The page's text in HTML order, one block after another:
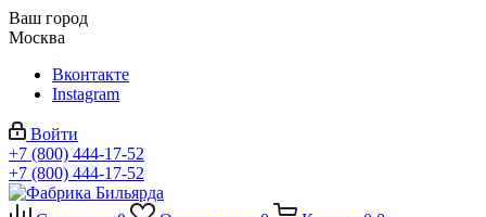
Ваш город
Москва
Вконтакте
Instagram
Войти
+7 (800) 444-17-52
+7 (800) 444-17-52